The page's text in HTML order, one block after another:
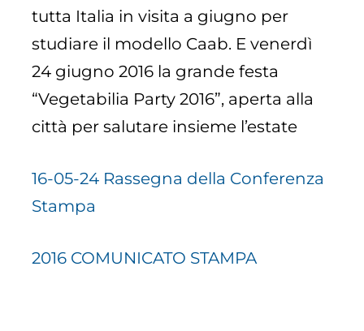
tutta Italia in visita a giugno per
studiare il modello Caab. E venerdì
24 giugno 2016 la grande festa
“Vegetabilia Party 2016”, aperta alla
città per salutare insieme l’estate
16-05-24 Rassegna della Conferenza
Stampa
2016 COMUNICATO STAMPA